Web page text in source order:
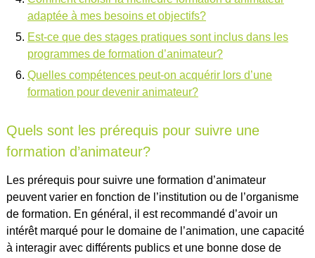
adaptée à mes besoins et objectifs?
Est-ce que des stages pratiques sont inclus dans les
programmes de formation d’animateur?
Quelles compétences peut-on acquérir lors d’une
formation pour devenir animateur?
Quels sont les prérequis pour suivre une
formation d’animateur?
Les prérequis pour suivre une formation d’animateur
peuvent varier en fonction de l’institution ou de l’organisme
de formation. En général, il est recommandé d’avoir un
intérêt marqué pour le domaine de l’animation, une capacité
à interagir avec différents publics et une bonne dose de